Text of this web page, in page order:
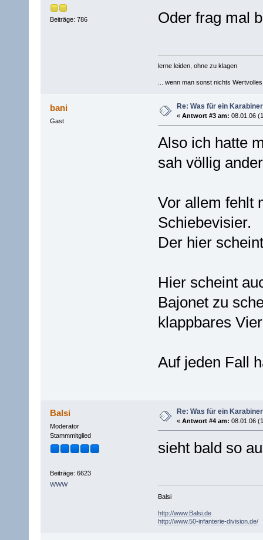
Beiträge: 786 Oder frag mal
lerne leiden, ohne zu klagen
... wenn man sonst nichts
bani
Gast
Re: Was für ein
« Antwort #3 am: 08.01.06
Also ich hatte
sah völlig
Vor allem fehlt
Schiebevisier.
Der hier
Hier scheint
Bajonet zu
klappbares
Auf jeden Fall
Balsi
Moderator
Stammmitglied
Beiträge: 6623
WWW
Re: Was für ein
« Antwort #4 am: 08.01.06
sieht bald so
Balsi
http://www.Balsi.de
http://www.50-infanterie-division.de/